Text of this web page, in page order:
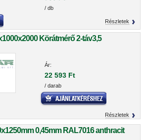
/ db
Részletek
Körátmérő 2-táv3,5
Ár:
22 593 Ft
/ darab
Részletek
0,45mm RAL7016 anthracit